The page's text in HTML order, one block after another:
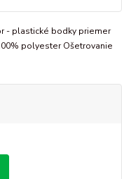
- plastické bodky priemer
polyester Ošetrovanie